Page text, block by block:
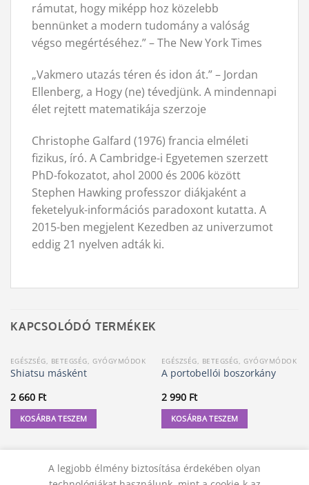
rámutat, hogy miképp hoz közelebb
bennünket a modern tudomány a valóság
végso megértéséhez.” – The New York Times
„Vakmero utazás téren és idon át.” – Jordan
Ellenberg, a Hogy (ne) tévedjünk. A mindennapi
élet rejtett matematikája szerzoje
Christophe Galfard (1976) francia elméleti
fizikus, író. A Cambridge-i Egyetemen szerzett
PhD-fokozatot, ahol 2000 és 2006 között
Stephen Hawking professzor diákjaként a
feketelyuk-információs paradoxont kutatta. A
2015-ben megjelent Kezedben az univerzumot
eddig 21 nyelven adták ki.
KAPCSOLÓDÓ TERMÉKEK
EGÉSZSÉG, BETEGSÉG, GYÓGYMÓDOK
Shiatsu másként
2 660 Ft
KOSÁRBA TESZEM
EGÉSZSÉG, BETEGSÉG, GYÓGYMÓDOK
A portobellói boszorkány
2 990 Ft
KOSÁRBA TESZEM
A legjobb élmény biztosítása érdekében olyan